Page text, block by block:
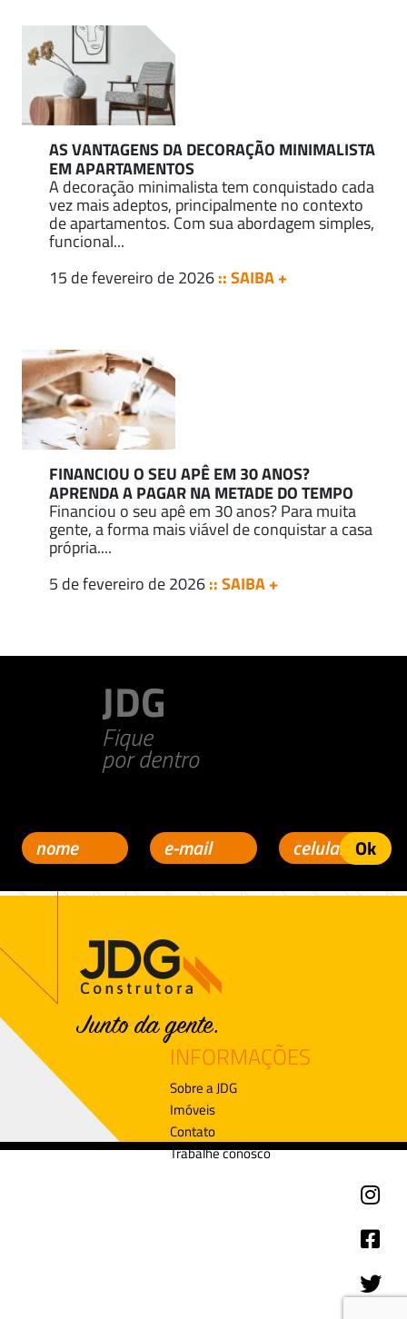
AS VANTAGENS DA DECORAÇÃO MINIMALISTA
EM APARTAMENTOS
A decoração minimalista tem conquistado cada
vez mais adeptos, principalmente no contexto
de apartamentos. Com sua abordagem simples,
funcional...
15 de fevereiro de 2026:: SAIBA +
FINANCIOU O SEU APÊ EM 30 ANOS?
APRENDA A PAGAR NA METADE DO TEMPO
Financiou o seu apê em 30 anos? Para muita
gente, a forma mais viável de conquistar a casa
própria....
5 de fevereiro de 2026:: SAIBA +
JDG
Fique
por dentro
INFORMAÇÕES
Sobre a JDG
Imóveis
Contato
Trabalhe conosco